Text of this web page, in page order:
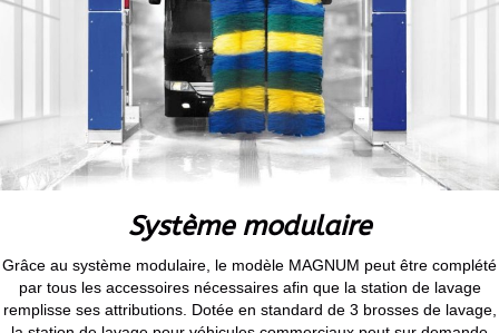
Système modulaire
Grâce au système modulaire, le modèle MAGNUM peut être complété
par tous les accessoires nécessaires afin que la station de lavage
remplisse ses attributions. Dotée en standard de 3 brosses de lavage,